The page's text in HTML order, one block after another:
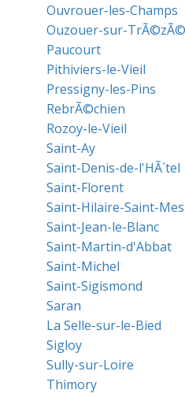
Ouvrouer-les-Champs
Ouzouer-sur-
Paucourt
Pithiviers-le-Vieil
Pressigny-les-Pins
RebrÃ©chien
Rozoy-le-Vieil
Saint-Ay
Saint-Denis-de-l'HÃ´tel
Saint-Florent
Saint-Hilaire-Saint-
Saint-Jean-le-Blanc
Saint-Martin-d'Abbat
Saint-Michel
Saint-Sigismond
Saran
La Selle-sur-le-Bied
Sigloy
Sully-sur-Loire
Thimory